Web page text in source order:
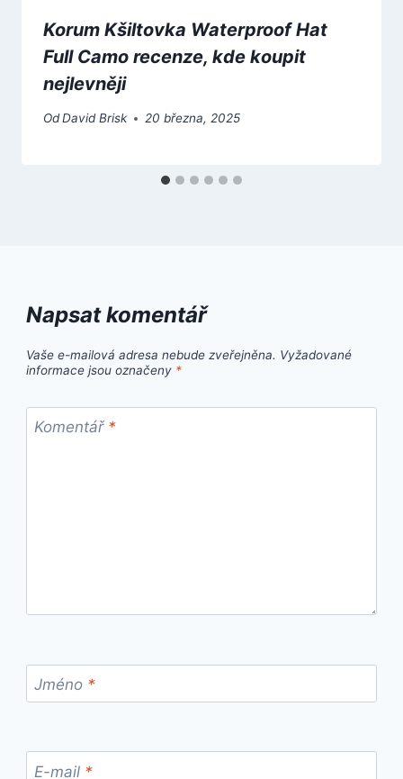
Korum Kšiltovka Waterproof Hat
Full Camo recenze, kde koupit
nejlevněji
OdDavid Brisk 20 března, 2025
Napsat komentář
Vaše e-mailová adresa nebude zveřejněna. Vyžadované
informace jsou označeny *
Komentář *
Jméno *
E-mail *